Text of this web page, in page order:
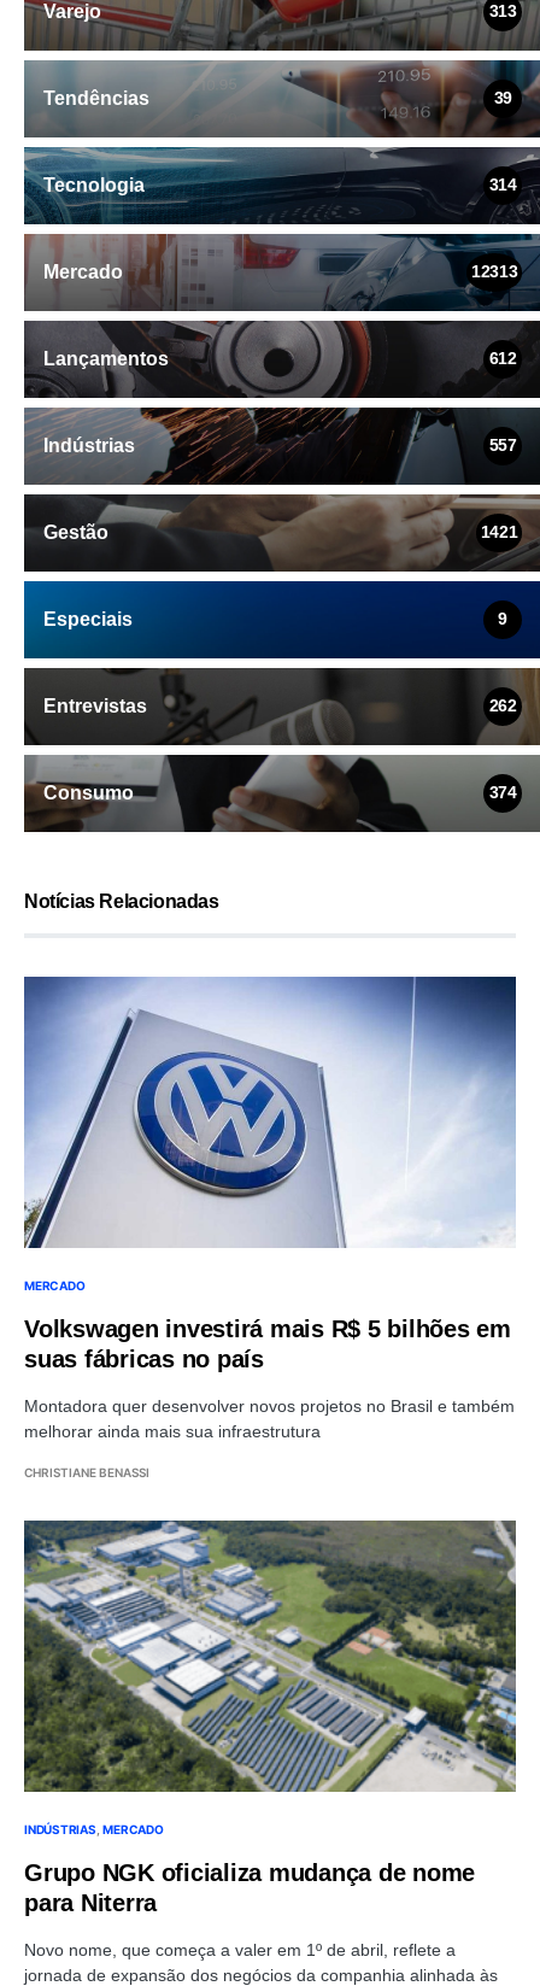
Varejo 313
Tendências 39
Tecnologia 314
Mercado 12313
Lançamentos 612
Indústrias 557
Gestão 1421
Especiais 9
Entrevistas 262
Consumo 374
Notícias Relacionadas
MERCADO
Volkswagen investirá mais R$ 5 bilhões em
suas fábricas no país
Montadora quer desenvolver novos projetos no Brasil e também
melhorar ainda mais sua infraestrutura
CHRISTIANE BENASSI
INDÚSTRIAS MERCADO
Grupo NGK oficializa mudança de nome
para Niterra
Novo nome, que começa a valer em 1º de abril, reflete a
jornada de expansão dos negócios da companhia alinhada às